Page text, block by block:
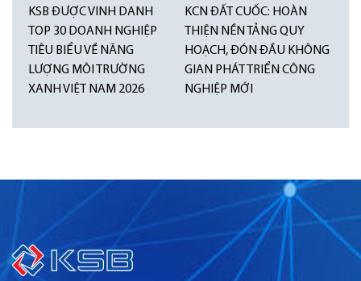
KSB ĐƯỢC VINH DANH
TOP 30 DOANH NGHIỆP
TIÊU BIỂU VỀ NĂNG
LƯỢNG MÔI TRƯỜNG
XANH VIỆT NAM 2026
KCN ĐẤT CUỐC: HOÀN
THIỆN NỀN TẢNG QUY
HOẠCH, ĐÓN ĐẦU KHÔNG
GIAN PHÁT TRIỂN CÔNG
NGHIỆP MỚI